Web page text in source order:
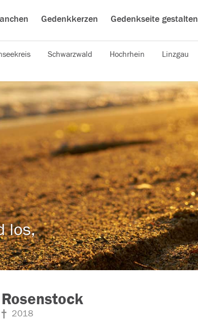
Gedenkkerzen Gedenkseite gestalten
Schwarzwald Hochrhein Linzgau
los,
2018